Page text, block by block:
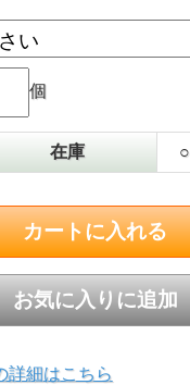
個
在庫 ○
詳細はこちら